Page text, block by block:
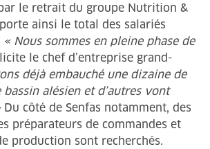
le retrait du groupe Nutrition &
ainsi le total des salariés
« Nous sommes en pleine phase de
le chef d’entreprise grand-
déjà embauché une dizaine de
alésien et d’autres vont
Du côté de Senfas notamment, des
préparateurs de commandes et
production sont recherchés.